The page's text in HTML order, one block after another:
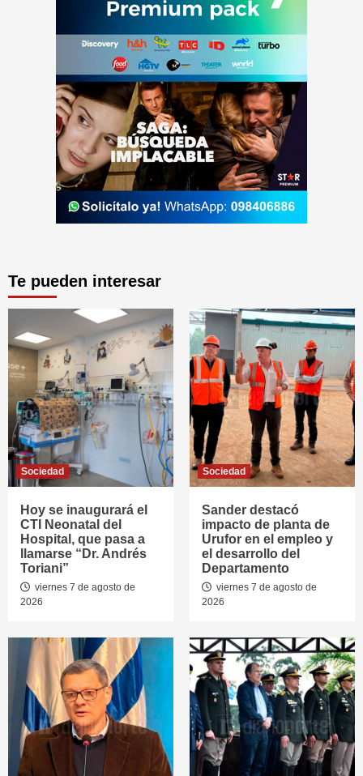
Te pueden interesar
Sociedad
Hoy se inaugurará el
CTI Neonatal del
Hospital, que pasa a
llamarse “Dr. Andrés
Toriani”
viernes 7 de agosto de
2026
Sociedad
Sander destacó
impacto de planta de
Urufor en el empleo y
el desarrollo del
Departamento
viernes 7 de agosto de
2026